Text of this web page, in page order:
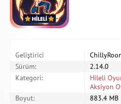
Geliştirici
Sürüm:
2.14.0
Kategori:
Hileli
Aksiyon
Boyut:
883.4 MB